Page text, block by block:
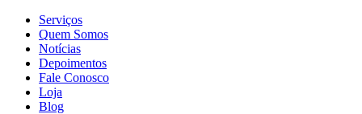
Serviços
Quem Somos
Notícias
Depoimentos
Fale Conosco
Loja
Blog